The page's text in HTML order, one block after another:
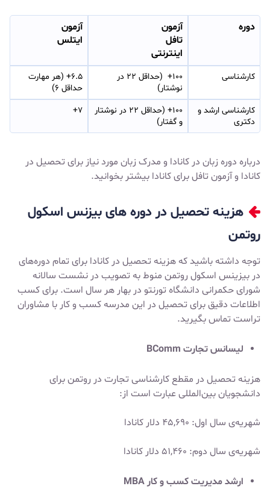
دوره
آزمون
تافل
اینترنتی
آزمون
ایتلس
کارشناسی
نوشتار)
حداقل ۶)
دکتری
و گفتار)
۷+
درباره دوره زبان در کانادا و مدرک زبان مورد نیاز برای تحصیل در
کانادا وآزمون تافل برای کانادا بیشتر بخوانید.
هزینه تحصیل در دوره های بیزنس اسکول
روتمن
توجه داشته باشید کههزینه تحصیل در کانادا برای تمام دوره‌های
در بیزینس اسکول روتمن منوط به تصویب در نشست سالانه
شورای حکمرانی دانشگاه تورنتو در بهار هر سال است. برای کسب
اطلاعات دقیق برای تحصیل در این مدرسه کسب و کار با مشاوران
تراست تماس بگیرید.
لیسانس تجارت BComm
هزینه تحصیل در مقطع کارشناسی تجارت در روتمن برای
دانشجویان بین‌المللی عبارت است از:
شهریه‌ی سال اول: ۴۵,۶۹۰ دلار کانادا
شهریه‌ی سال دوم: ۵۱,۴۶۰ دلار کانادا
ارشد مدیریت کسب و کار MBA